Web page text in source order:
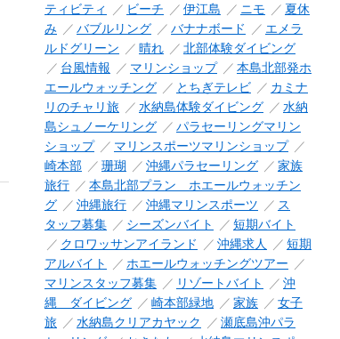
ティビティ
ビーチ 伊江島 ニモ
夏休
み
バブルリング バナナボード
エメラ
ルドグリーン
晴れ
北部体験ダイビング
台風情報
マリンショップ
本島北部発ホ
エールウォッチング
とちぎテレビ
カミナ
リのチャリ旅
水納島体験ダイビング
水納
島シュノーケリング
パラセーリングマリン
ショップ
マリンスポーツマリンショップ
崎本部
珊瑚 沖縄パラセーリング
家族
旅行
本島北部プラン ホエールウォッチン
グ
沖縄旅行 沖縄マリンスポーツ
ス
タッフ募集
シーズンバイト
短期バイト
クロワッサンアイランド
沖縄求人
短期
アルバイト
ホエールウォッチングツアー
マリンスタッフ募集
リゾートバイト
沖
縄 ダイビング
崎本部緑地 家族
女子
旅
水納島クリアカヤック
瀬底島沖パラ